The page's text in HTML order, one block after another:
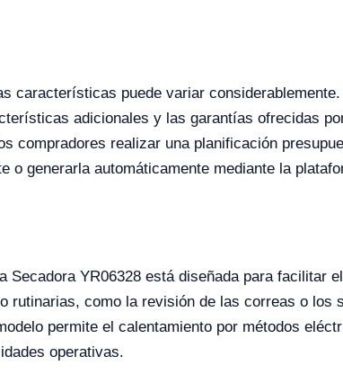
características puede variar
adicionales y las garantías ofrecidas
compradores realizar una planificación
generarla automáticamente mediante la
Secadora YR06328 está diseñada para facilitar
rutinarias, como la revisión de las correas o los
permite el calentamiento por métodos
operativas.